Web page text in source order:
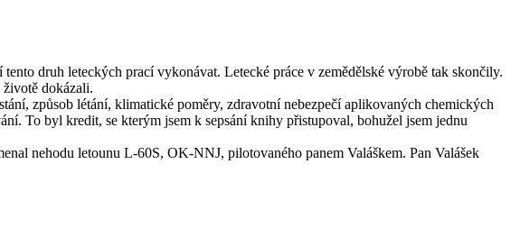
druh leteckých prací vykonávat. Letecké práce v zemědělské výrobě tak skončily.
dokázali.
způsob létání, klimatické poměry, zdravotní nebezpečí aplikovaných chemických
To byl kredit, se kterým jsem k sepsání knihy přistupoval, bohužel jsem jednu
nehodu letounu L-60S, OK-NNJ, pilotovaného panem Valáškem. Pan Valášek